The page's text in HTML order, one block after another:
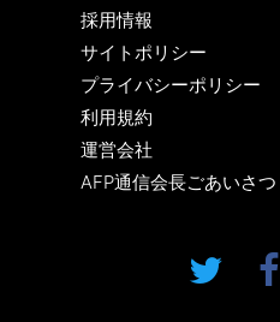
採用情報
サイトポリシー
プライバシーポリシー
利用規約
運営会社
AFP通信会長ごあいさつ